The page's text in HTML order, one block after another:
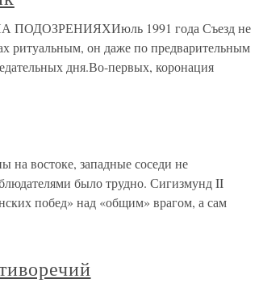
ПОДОЗРЕНИЯХИюль 1991 года Съезд не
ритуальным, он даже по предварительным
дня.Во-первых, коронация
на востоке, западные соседи не
было трудно. Сигизмунд II
побед» над «общим» врагом, а сам